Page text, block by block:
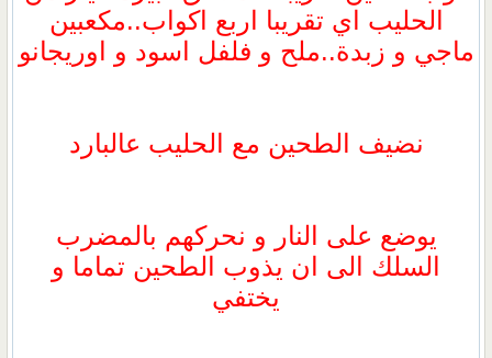
الحليب اي تقريبا اربع اكواب..مكعبين
ماجي و زبدة..ملح و فلفل اسود و اوريجانو
نضيف الطحين مع الحليب عالبارد
يوضع على النار و نحركهم بالمضرب
السلك الى ان يذوب الطحين تماما و
يختفي